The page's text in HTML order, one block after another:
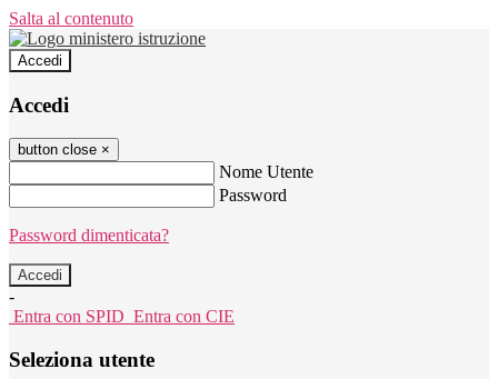
Salta al contenuto
Accedi
Accedi
button close ×
Nome Utente
Password
Password dimenticata?
-
Entra con SPID Entra con CIE
Seleziona utente